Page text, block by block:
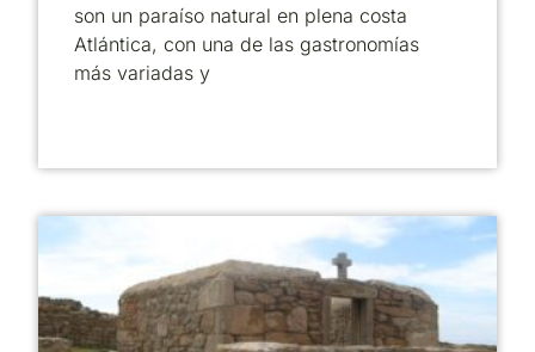
son un paraíso natural en plena costa
Atlántica, con una de las gastronomías
más variadas y